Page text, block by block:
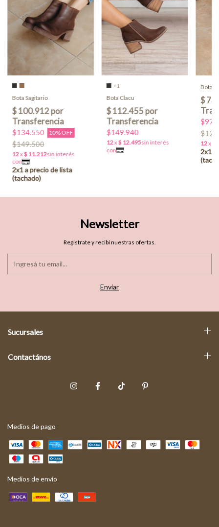
Bota Sagitario
$134.550 10% OFF
$149.500
+1
Bota Clacu
$149.940
Bota
Newsletter
Registrate y recibí nuestras ofertas.
Sucursales
Contactános
Medios de pago
Medios de envío